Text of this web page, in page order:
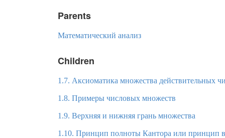
Parents
Математический анализ
Children
1.7. Аксиоматика множества действительных
1.8. Примеры числовых множеств
1.9. Верхняя и нижняя грань множества
1.10. Принцип полноты Кантора или принцип